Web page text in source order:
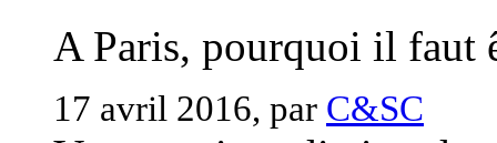
A Paris, pourquoi il faut
17 avril 2016, par C&SC